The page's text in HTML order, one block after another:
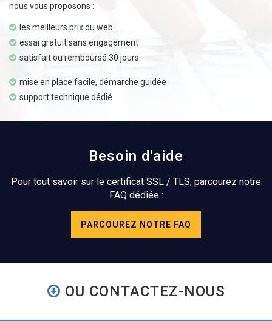
nous vous proposons :
les meilleurs prix du web
essai gratuit sans engagement
satisfait ou remboursé 30 jours
mise en place facile, démarche guidée
support technique dédié
Besoin d'aide
Pour tout savoir sur le certificat SSL / TLS, parcourez notre
FAQ dédiée :
PARCOUREZ NOTRE FAQ
OU CONTACTEZ-NOUS